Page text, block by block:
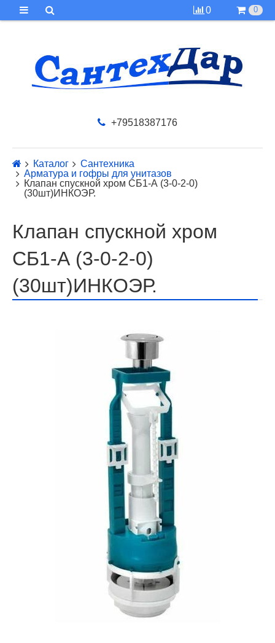
0 0
+79518387176
Каталог
Сантехника
Арматура и гофры для унитазов
Клапан спускной хром СБ1-А (3-0-2-0)
(30шт)ИНКОЭР.
Клапан спускной хром
СБ1-А (3-0-2-0)
(30шт)ИНКОЭР.